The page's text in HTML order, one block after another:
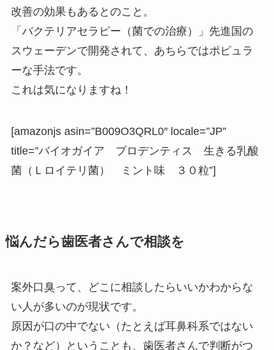
改善の効果もあるとのこと。
「バクテリアセラピー（菌での治療）」先進国の
スウェーデンで開発されて、あちらではポピュラ
ーな手法です。
これは気になりますね！
[amazonjs asin=”B009O3QRL0″ locale=”JP”
title=”バイオガイア プロデンティス 生きる乳酸
菌（Ｌロイテリ菌） ミント味 ３０粒”]
悩んだら歯医者さんで相談を
案外口臭って、どこに相談したらいいかわからな
い人が多いのが現状です。
原因が口の中でない（たとえば耳鼻科系ではない
か？など）ということも、歯医者さんで判断がつ